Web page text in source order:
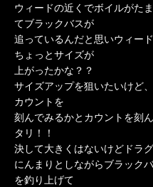
ウィードの近くでボイルがた
てブラックバスが
追っているんだと思いウィー
ちょっとサイズが
上がったかな？？
サイズアップを狙いたいけど
カウントを
刻んでみるかとカウントを刻
タリ！！
決して大きくはないけどドラ
にんまりとしながらブラック
を釣り上げて